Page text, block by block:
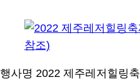
행사명 2022 제주레저힐링